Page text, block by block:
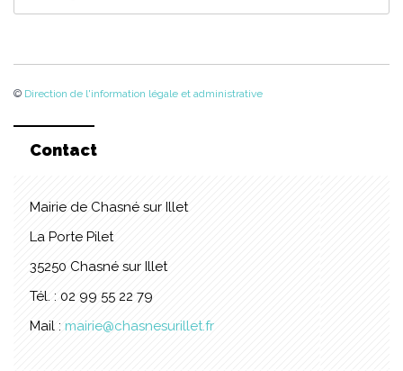
© Direction de l'information légale et administrative
Contact
Mairie de Chasné sur Illet
La Porte Pilet
35250 Chasné sur Illet
Tél. : 02 99 55 22 79
Mail : mairie@chasnesurillet.fr